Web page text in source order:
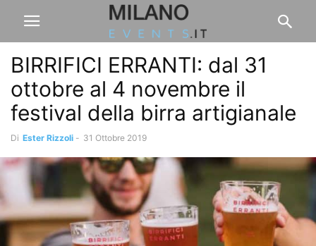
BIRRIFICI ERRANTI: dal 31
ottobre al 4 novembre il
festival della birra artigianale
Di Ester Rizzoli - 31 Ottobre 2019